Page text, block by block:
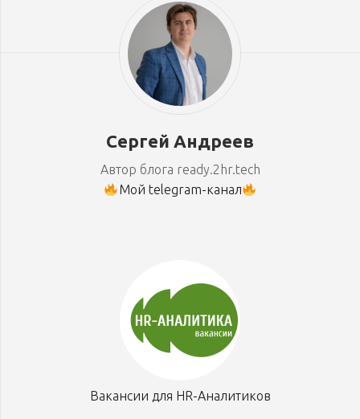
Сергей Андреев
Автор блога ready.2hr.tech
Мой telegram-канал
Вакансии для HR-Аналитиков